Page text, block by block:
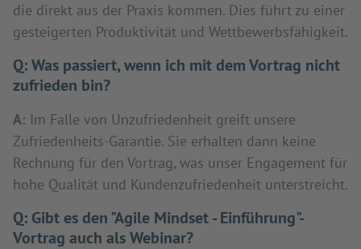
die direkt aus der Praxis kommen. Dies führt zu einer
gesteigerten Produktivität und Wettbewerbsfähigkeit.
Q:Was passiert, wenn ich mit dem Vortrag nicht
zufrieden bin?
A: Im Falle von Unzufriedenheit greift unsere
Zufriedenheits-Garantie. Sie erhalten dann keine
Rechnung für den Vortrag, was unser Engagement für
hohe Qualität und Kundenzufriedenheit unterstreicht.
Q: Gibt es den "Agile Mindset - Einführung"-
Vortrag auch als Webinar?